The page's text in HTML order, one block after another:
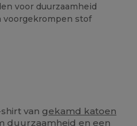
voor duurzaamheid
voorgekrompen stof
van gekamd katoen
duurzaamheid en een